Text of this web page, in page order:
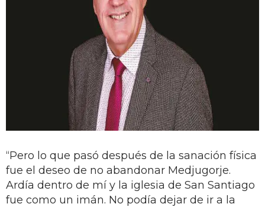
“Pero lo que pasó después de la sanación física
fue el deseo de no abandonar Medjugorje.
Ardía dentro de mí y la iglesia de San Santiago
fue como un imán. No podía dejar de ir a la